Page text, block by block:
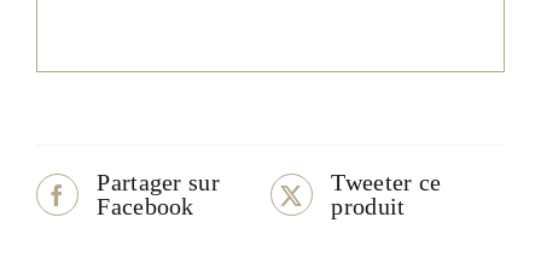
Partager sur
Facebook
Tweeter ce
produit